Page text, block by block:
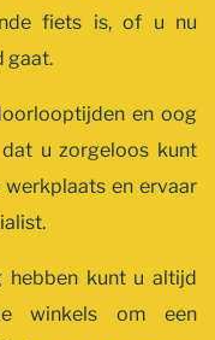
fiets is, of u nu
gaat.
en oog
u zorgeloos kunt
en ervaar
hebben kunt u altijd
winkels om een